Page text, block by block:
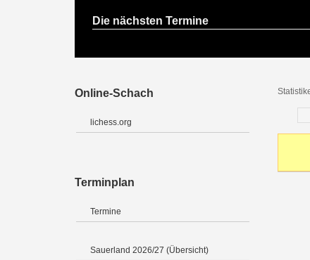
Die nächsten Termine
Online-Schach
lichess.org
Terminplan
Termine
Sauerland 2026/27 (Übersicht)